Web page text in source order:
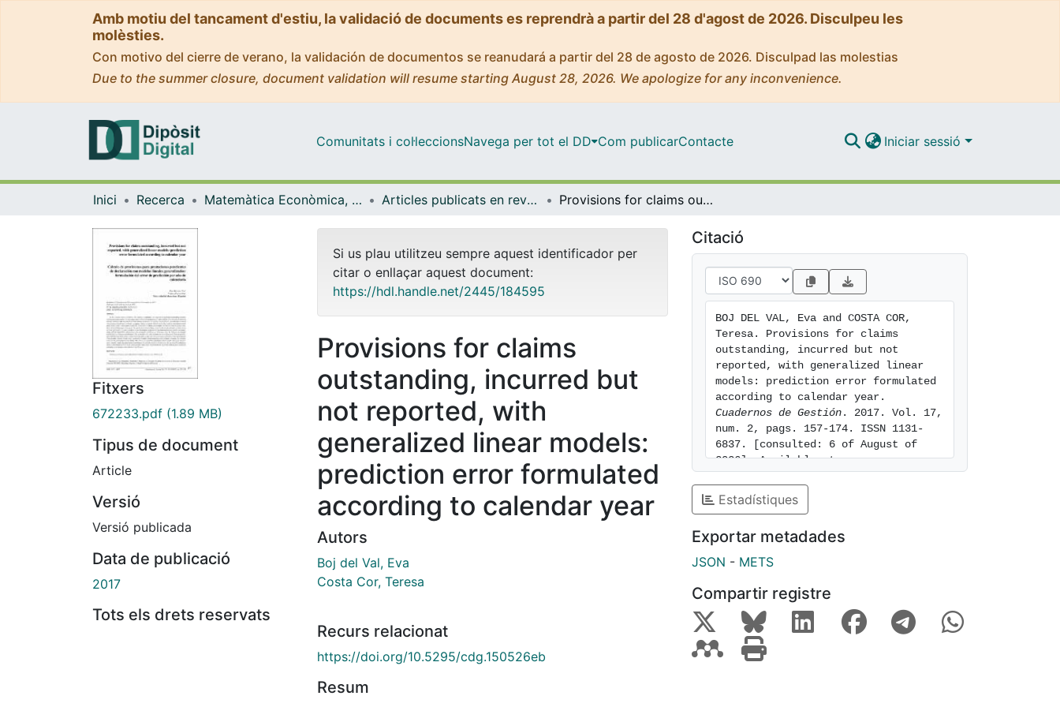
Amb motiu del tancament d'estiu, la validació de documents es reprendrà a partir del 28 d'agost de 2026. Disculpeu les
molèsties.
Con motivo del cierre de verano, la validación de documentos se reanudará a partir del 28 de agosto de 2026. Disculpad las molestias
Due to the summer closure, document validation will resume starting August 28, 2026. We apologize for any inconvenience.
Comunitats i col·leccionsNavega per tot el DD Com publicarContacte Iniciar sessió
Inici Recerca Matemàtica Econòmica, Financera i Actuarial Articles publicats en revistes (Matemàtica Econòmica, Financera i Actuarial) Provisions for claims outstanding, incurred but not reported, with generalized linear models: prediction error formulated according to calendar year
Fitxers
672233.pdf (1.89 MB)
Tipus de document
Article
Versió
Versió publicada
Data de publicació
2017
Tots els drets reservats
Si us plau utilitzeu sempre aquest identificador per
citar o enllaçar aquest document:
https://hdl.handle.net/2445/184595
Provisions for claims
outstanding, incurred but
not reported, with
generalized linear models:
prediction error formulated
according to calendar year
Autors
Boj del Val, Eva
Costa Cor, Teresa
Recurs relacionat
https://doi.org/10.5295/cdg.150526eb
Resum
Citació
BOJ DEL VAL, Eva and COSTA COR,
Teresa. Provisions for claims
outstanding, incurred but not
reported, with generalized linear
models: prediction error formulated
Cuadernos de Gestión . 2017. Vol. 17,
num. 2, pags. 157-174. ISSN 1131-
6837. [consulted: 6 of August of
2026]. Available at:
Estadístiques
Exportar metadades
JSON - METS
Compartir registre